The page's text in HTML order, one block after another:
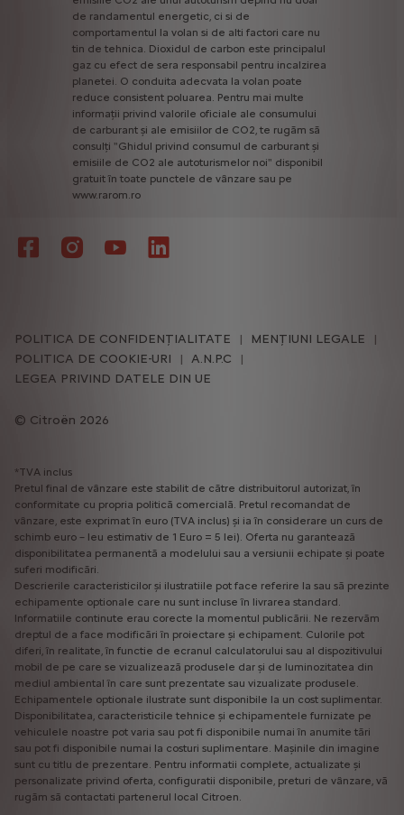
de randamentul energetic, ci si de
comportamentul la volan si de alti factori care nu
tin de tehnica. Dioxidul de carbon este principalul
gaz cu efect de sera responsabil pentru incalzirea
planetei. O conduita adecvata la volan poate
reduce consistent poluarea. Pentru mai multe
informații privind valorile oficiale ale consumului
de carburant și ale emisiilor de CO2, te rugăm să
consulți "Ghidul privind consumul de carburant și
emisiile de CO2 ale autoturismelor noi" disponibil
gratuit în toate punctele de vânzare sau pe
www.rarom.ro
Citroën 2026
POLITICA DE CONFIDENȚIALITATE
MENȚIUNI LEGALE
POLITICA DE COOKIE-URI
A.N.P.C
LEGEA PRIVIND DATELE DIN UE
*TVA inclus
Pretul final de vânzare este stabilit de către distribuitorul autorizat, în
conformitate cu propria politică comercială. Pretul recomandat de
vânzare, este exprimat în euro (TVA inclus) și ia în considerare un curs de
schimb euro – leu estimativ de 1 Euro = 5 lei). Oferta nu garantează
disponibilitatea permanentă a modelului sau a versiunii echipate și poate
suferi modificări.
Descrierile caracteristicilor și ilustratiile pot face referire la sau să prezinte
echipamente optionale care nu sunt incluse în livrarea standard.
Informatiile continute erau corecte la momentul publicării. Ne rezervăm
dreptul de a face modificări în proiectare și echipament. Culorile pot
diferi, în realitate, în functie de ecranul calculatorului sau al dispozitivului
mobil de pe care se vizualizează produsele dar și de luminozitatea din
mediul ambiental în care sunt prezentate sau vizualizate produsele.
Echipamentele optionale ilustrate sunt disponibile la un cost suplimentar.
Disponibilitatea, caracteristicile tehnice și echipamentele furnizate pe
vehiculele noastre pot varia sau pot fi disponibile numai în anumite tări
sau pot fi disponibile numai la costuri suplimentare. Mașinile din imagine
sunt cu titlu de prezentare. Pentru informatii complete, actualizate și
personalizate privind oferta, configuratii disponibile, preturi de vânzare, vă
rugăm să contactati partenerul local Citroen.